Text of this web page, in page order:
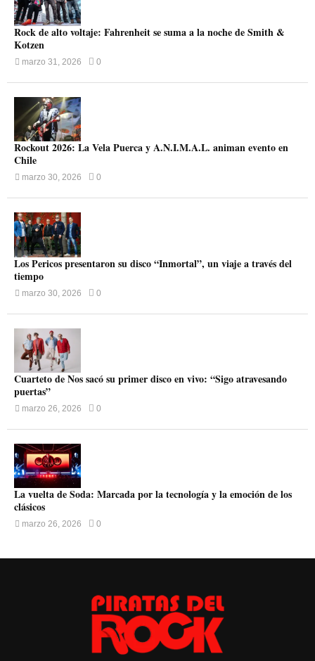
Rock de alto voltaje: Fahrenheit se suma a la noche de Smith &
Kotzen
marzo 31, 2026 0
Rockout 2026: La Vela Puerca y A.N.I.M.A.L. animan evento en
Chile
marzo 30, 2026 0
Los Pericos presentaron su disco “Inmortal”, un viaje a través del
tiempo
marzo 30, 2026 0
Cuarteto de Nos sacó su primer disco en vivo: “Sigo atravesando
puertas”
marzo 26, 2026 0
La vuelta de Soda: Marcada por la tecnología y la emoción de los
clásicos
marzo 26, 2026 0